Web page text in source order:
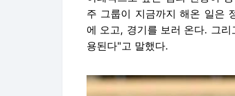
주 그룹이 지금까지 해온 일은
에 오고, 경기를 보러 온다. 그
용된다"고 말했다.